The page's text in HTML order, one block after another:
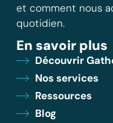
et comment nous
quotidien.
En savoir plus
Découvrir
Nos services
Ressources
Blog